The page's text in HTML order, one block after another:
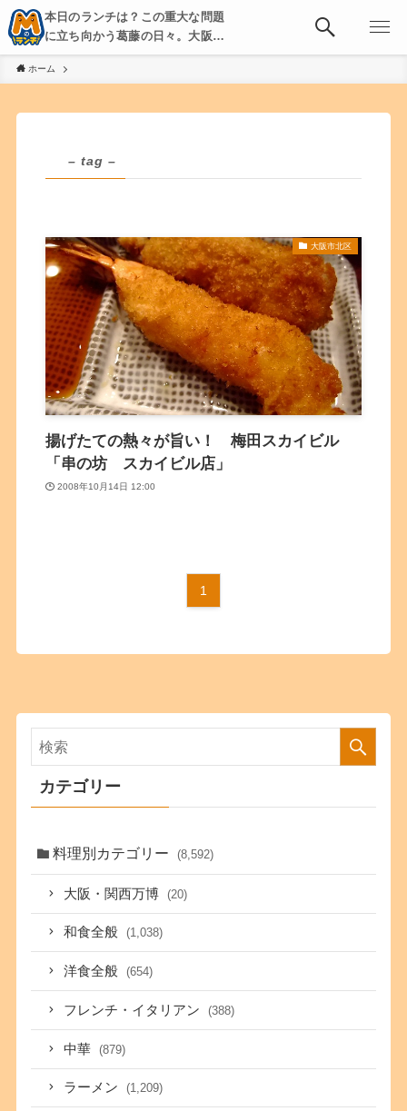
本日のランチは？この重大な問題
に立ち向かう葛藤の日々。大阪・
京都・神戸を中心とした食べ歩
き、飲み歩きを綴る。
ホーム
– tag –
大阪市北区
揚げたての熱々が旨い！ 梅田スカイビル
「串の坊 スカイビル店」
2008年10月14日 12:00
1
カテゴリー
料理別カテゴリー (8,592)
大阪・関西万博 (20)
和食全般 (1,038)
洋食全般 (654)
フレンチ・イタリアン (388)
中華 (879)
ラーメン (1,209)